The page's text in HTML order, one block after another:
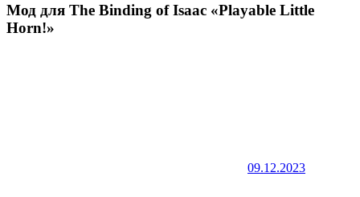
Мод для The Binding of Isaac «Playable Little
Horn!»
09.12.2023